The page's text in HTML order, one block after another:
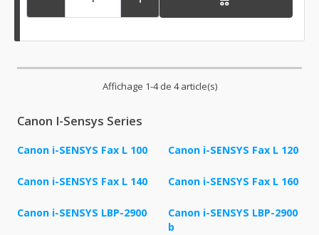
Affichage 1-4 de 4 article(s)
Canon I-Sensys Series
Canon i-SENSYS Fax L 100 Canon i-SENSYS Fax L 120
Canon i-SENSYS Fax L 140 Canon i-SENSYS Fax L 160
Canon i-SENSYS LBP-2900
Canon i-SENSYS LBP-2900
b